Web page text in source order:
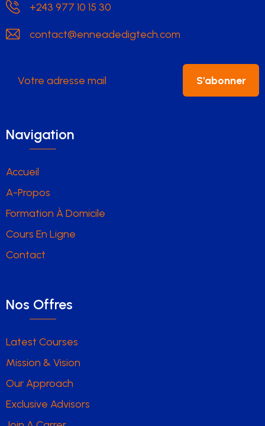
+243 977 10 15 30
contact@enneadedigtech.com
S'abonner
Navigation
Accueil
A-Propos
Formation À Domicile
Cours En Ligne
Contact
Nos Offres
Latest Courses
Mission & Vision
Our Approach
Exclusive Advisors